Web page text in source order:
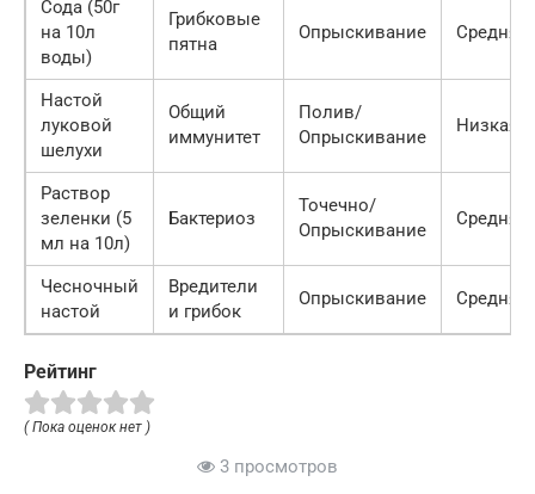
Сода (50г
на 10л
воды)
Грибковые
пятна
Опрыскивание Средняя
Настой
луковой
шелухи
Общий
иммунитет
Полив/
Опрыскивание
Низкая
Раствор
зеленки (5
мл на 10л)
Бактериоз
Точечно/
Опрыскивание
Средняя
Чесночный
настой
Вредители
и грибок
Опрыскивание Средняя
Рейтинг
( Пока оценок нет )
3 просмотров